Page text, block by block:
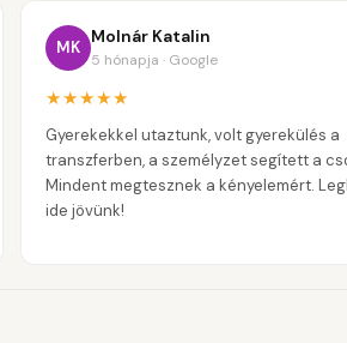
MK Molnár Katalin
5 hónapja · Google
★★★★★
Gyerekekkel utaztunk, volt gyerekülés a
transzferben, a személyzet segített a
Mindent megtesznek a kényelemért.
ide jövünk!